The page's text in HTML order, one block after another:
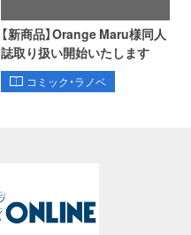
【新商品】Orange Maru様同人
誌取り扱い開始いたします
コミック・ラノベ